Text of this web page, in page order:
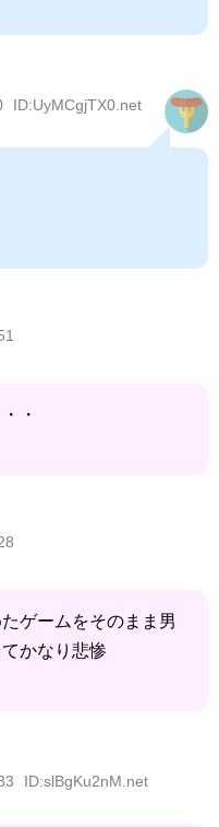
ID:UyMCgjTX0.net
・
ゲームをそのまま男
かなり悲惨
ID:slBgKu2nM.net